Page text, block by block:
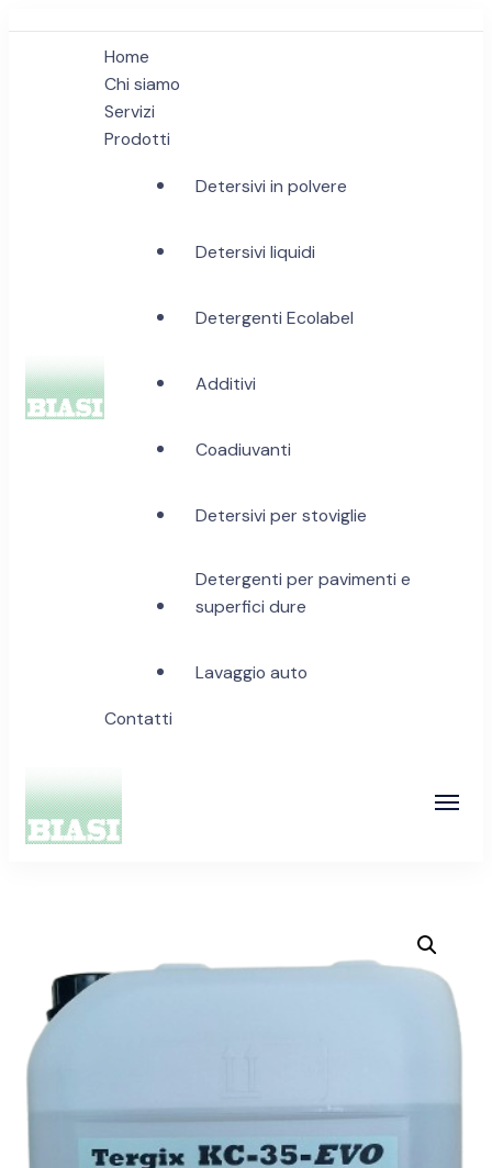
Biasi Detergenti
Home
Chi siamo
Servizi
Prodotti
Detersivi in polvere
Detersivi liquidi
Detergenti Ecolabel
Additivi
Coadiuvanti
Detersivi per stoviglie
Detergenti per pavimenti e
superfici dure
Lavaggio auto
Contatti